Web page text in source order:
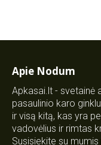
Apie Nodum
Apkasai.lt - svetainė
pasaulinio karo
ir visą kitą, kas yra
vadovėlius ir rimtas
Susisiekite su